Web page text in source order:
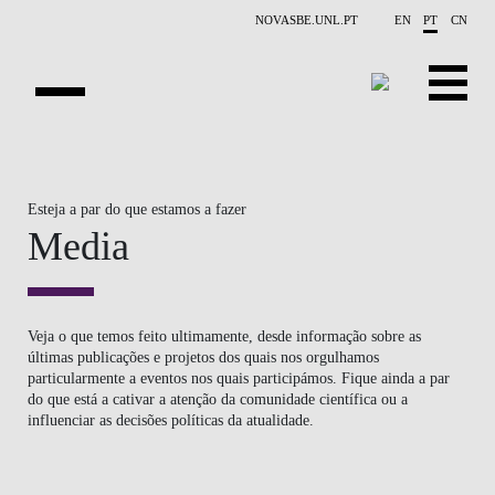
NOVASBE.UNL.PT EN PT CN
EVENTOS
CONTACTOS
APRESENTAÇÃO
PUBLICAÇÕES
Esteja a par do que estamos a fazer
Media
Veja o que temos feito ultimamente, desde informação sobre as
últimas publicações e projetos dos quais nos orgulhamos
particularmente a eventos nos quais participámos. Fique ainda a par
do que está a cativar a atenção da comunidade científica ou a
influenciar as decisões políticas da atualidade.